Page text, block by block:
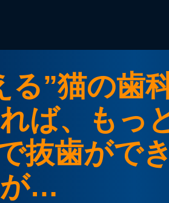
る”猫の歯
ば、もっ
抜歯がで
が…